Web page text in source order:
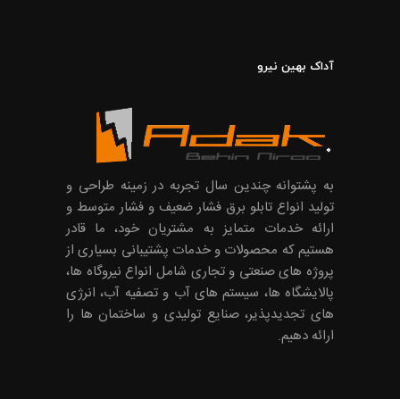
آداک بهین نیرو
به پشتوانه چندین سال تجربه در زمینه طراحی و
تولید انواع تابلو برق فشار ضعیف و فشار متوسط و
ارائه خدمات متمایز به مشتریان خود، ما قادر
هستیم که محصولات و خدمات پشتیبانی بسیاری از
پروژه های صنعتی و تجاری شامل انواع نیروگاه ها،
پالایشگاه ها، سیستم های آب و تصفیه آب، انرژی
های تجدیدپذیر، صنایع تولیدی و ساختمان ها را
ارائه دهیم.